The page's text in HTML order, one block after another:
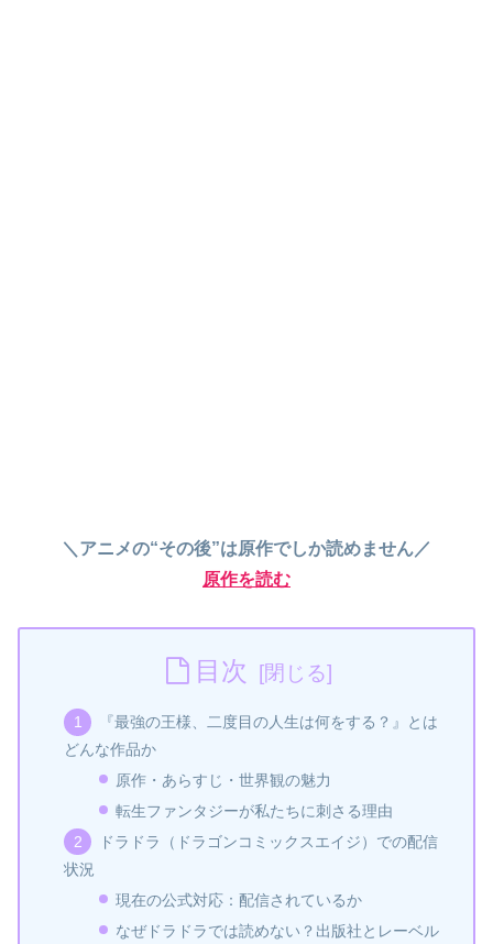
＼アニメの“その後”は原作でしか読めません／
原作を読む
目次
『最強の王様、二度目の人生は何をする？』とは
どんな作品か
原作・あらすじ・世界観の魅力
転生ファンタジーが私たちに刺さる理由
ドラドラ（ドラゴンコミックスエイジ）での配信
状況
現在の公式対応：配信されているか
なぜドラドラでは読めない？出版社とレーベル